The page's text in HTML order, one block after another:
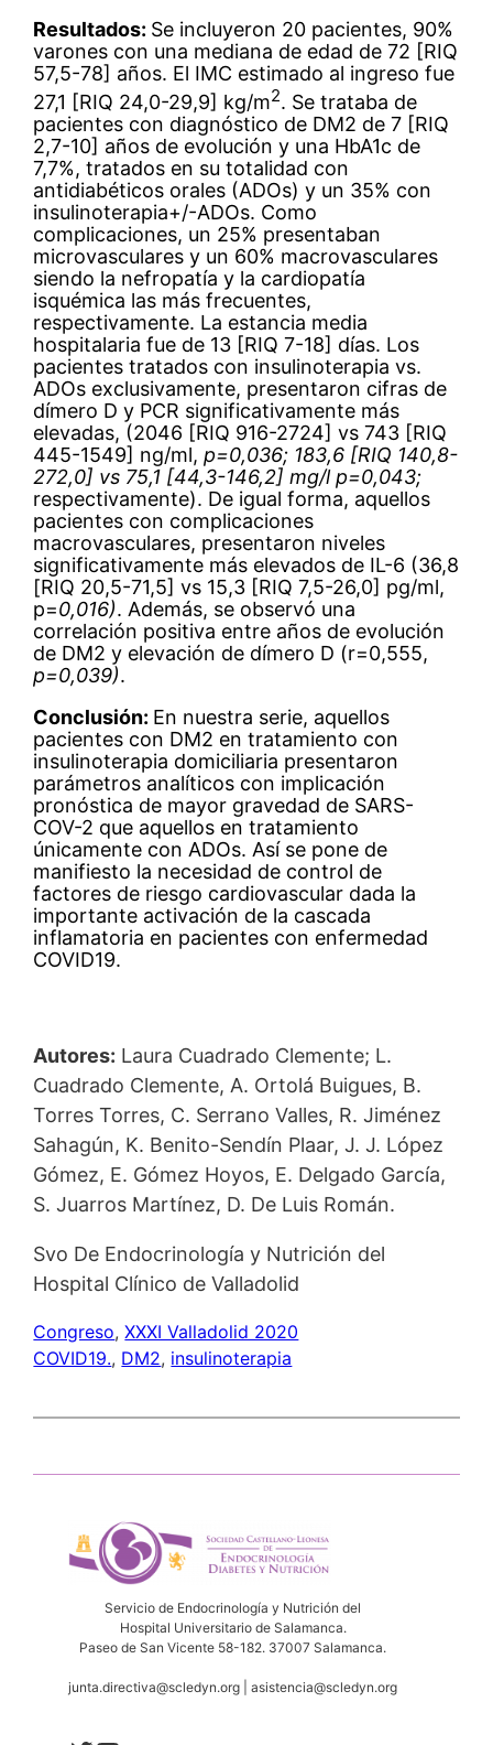
Resultados: Se incluyeron 20 pacientes, 90%
varones con una mediana de edad de 72 [RIQ
57,5-78] años. El IMC estimado al ingreso fue
27,1 [RIQ 24,0-29,9] kg/m2. Se trataba de
pacientes con diagnóstico de DM2 de 7 [RIQ
2,7-10] años de evolución y una HbA1c de
7,7%, tratados en su totalidad con
antidiabéticos orales (ADOs) y un 35% con
insulinoterapia+/-ADOs. Como
complicaciones, un 25% presentaban
microvasculares y un 60% macrovasculares
siendo la nefropatía y la cardiopatía
isquémica las más frecuentes,
respectivamente. La estancia media
hospitalaria fue de 13 [RIQ 7-18] días. Los
pacientes tratados con insulinoterapia vs.
ADOs exclusivamente, presentaron cifras de
dímero D y PCR significativamente más
elevadas, (2046 [RIQ 916-2724] vs 743 [RIQ
445-1549] ng/ml,p=0,036; 183,6 [RIQ 140,8-
272,0] vs 75,1 [44,3-146,2] mg/l p=0,043;
respectivamente). De igual forma, aquellos
pacientes con complicaciones
macrovasculares, presentaron niveles
significativamente más elevados de IL-6 (36,8
[RIQ 20,5-71,5] vs 15,3 [RIQ 7,5-26,0] pg/ml,
p=0,016). Además, se observó una
correlación positiva entre años de evolución
de DM2 y elevación de dímero D (r=0,555,
p=0,039).
Conclusión: En nuestra serie, aquellos
pacientes con DM2 en tratamiento con
insulinoterapia domiciliaria presentaron
parámetros analíticos con implicación
pronóstica de mayor gravedad de SARS-
COV-2 que aquellos en tratamiento
únicamente con ADOs. Así se pone de
manifiesto la necesidad de control de
factores de riesgo cardiovascular dada la
importante activación de la cascada
inflamatoria en pacientes con enfermedad
COVID19.
Autores: Laura Cuadrado Clemente; L.
Cuadrado Clemente, A. Ortolá Buigues, B.
Torres Torres, C. Serrano Valles, R. Jiménez
Sahagún, K. Benito-Sendín Plaar, J. J. López
Gómez, E. Gómez Hoyos, E. Delgado García,
S. Juarros Martínez, D. De Luis Román.
Svo De Endocrinología y Nutrición del
Hospital Clínico de Valladolid
Congreso, XXXI Valladolid 2020
COVID19., DM2, insulinoterapia
Servicio de Endocrinología y Nutrición del
Hospital Universitario de Salamanca.
Paseo de San Vicente 58-182. 37007 Salamanca.
junta.directiva@scledyn.org | asistencia@scledyn.org